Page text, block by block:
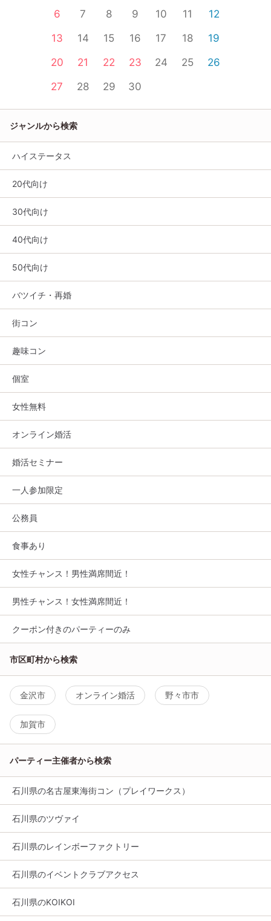
6 7 8 9 10 11
12
13
14 15 16 17 18
19
20
21 22 23 24 25
26
27
28 29 30
ジャンルから検索
ハイステータス
20代向け
30代向け
40代向け
50代向け
バツイチ・再婚
街コン
趣味コン
個室
女性無料
オンライン婚活
婚活セミナー
一人参加限定
公務員
食事あり
女性チャンス！男性満席間近！
男性チャンス！女性満席間近！
クーポン付きのパーティーのみ
市区町村から検索
金沢市 オンライン婚活 野々市市
加賀市
パーティー主催者から検索
石川県の名古屋東海街コン（プレイワークス）
石川県のツヴァイ
石川県のレインボーファクトリー
石川県のイベントクラブアクセス
石川県のKOIKOI